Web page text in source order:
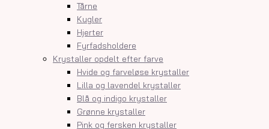
Tårne
Kugler
Hjerter
Fyrfadsholdere
Krystaller opdelt efter farve
Hvide og farveløse krystaller
Lilla og lavendel krystaller
Blå og indigo krystaller
Grønne krystaller
Pink og fersken krystaller